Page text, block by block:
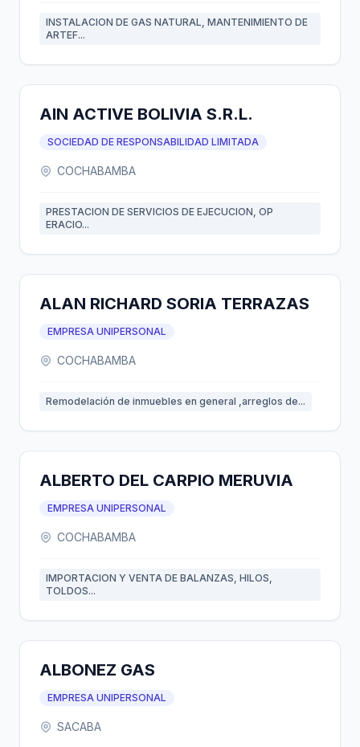
INSTALACION DE GAS NATURAL, MANTENIMIENTO DE
ARTEF...
AIN ACTIVE BOLIVIA S.R.L.
SOCIEDAD DE RESPONSABILIDAD LIMITADA
COCHABAMBA
PRESTACION DE SERVICIOS DE EJECUCION, OP
ERACIO...
ALAN RICHARD SORIA TERRAZAS
EMPRESA UNIPERSONAL
COCHABAMBA
Remodelación de inmuebles en general ,arreglos de...
ALBERTO DEL CARPIO MERUVIA
EMPRESA UNIPERSONAL
COCHABAMBA
IMPORTACION Y VENTA DE BALANZAS, HILOS,
TOLDOS...
ALBONEZ GAS
EMPRESA UNIPERSONAL
SACABA